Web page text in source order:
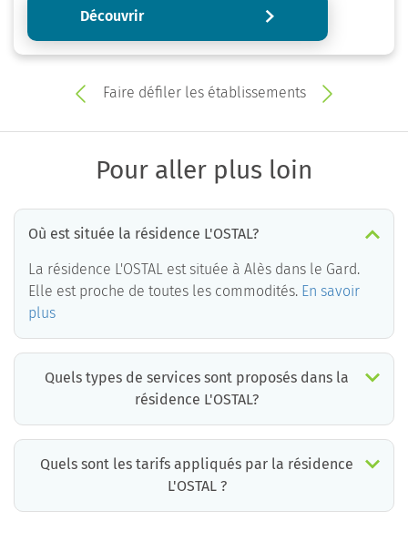
Découvrir
Faire défiler les établissements
Pour aller plus loin
Où est située la résidence L'OSTAL?
La résidence L'OSTAL est située à Alès dans le Gard.
Elle est proche de toutes les commodités. En savoir
plus
Quels types de services sont proposés dans la
résidence L'OSTAL?
Quels sont les tarifs appliqués par la résidence
L'OSTAL ?